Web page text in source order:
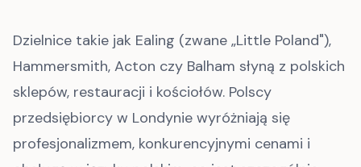
Dzielnice takie jak Ealing (zwane „Little Poland"),
Hammersmith, Acton czy Balham słyną z polskich
sklepów, restauracji i kościołów. Polscy
przedsiębiorcy w Londynie wyróżniają się
profesjonalizmem, konkurencyjnymi cenami i